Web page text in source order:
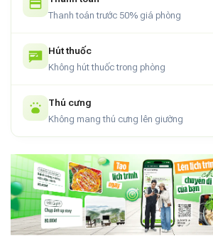
Thanh toán trước 50% giá phòng
Hút thuốc
Không hút thuốc trong phòng
Thú cưng
Không mang thú cưng lên giường